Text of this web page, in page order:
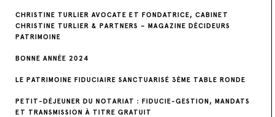
CHRISTINE TURLIER AVOCATE ET FONDATRICE, CABINET
CHRISTINE TURLIER & PARTNERS – MAGAZINE DÉCIDEURS
PATRIMOINE
BONNE ANNÉE 2024
LE PATRIMOINE FIDUCIAIRE SANCTUARISÉ 3ÈME TABLE RONDE
PETIT-DÉJEUNER DU NOTARIAT : FIDUCIE-GESTION, MANDATS
ET TRANSMISSION À TITRE GRATUIT